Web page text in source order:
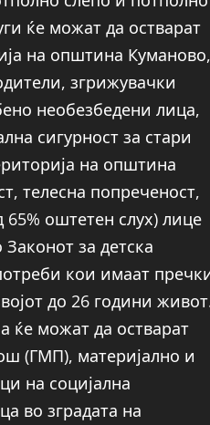
ќе можат да остварат
на општина Куманово,
згрижувачки
необезбедени лица,
сигурност за стари
на општина
телесна попреченост,
оштетен слух) лице
за детска
кои имаат
до 26 години
ќе можат да остварат
(ГМП), материјално и
на социјална
во зградата на